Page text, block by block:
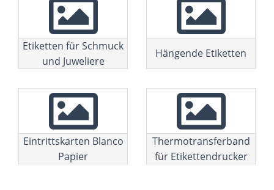
Etiketten für Schmuck
und Juweliere
Hängende Etiketten
Eintrittskarten Blanco
Papier
Thermotransferband
für Etikettendrucker